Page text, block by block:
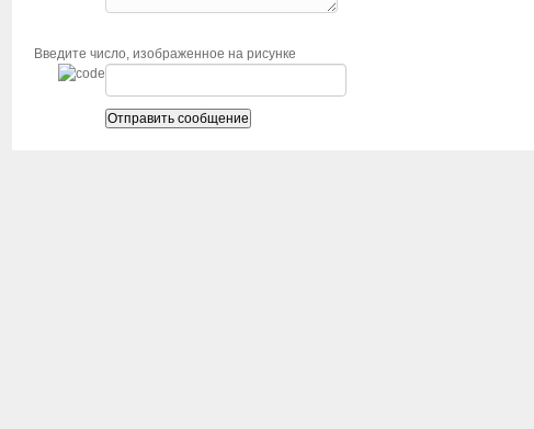
Введите число, изображенное на рисунке